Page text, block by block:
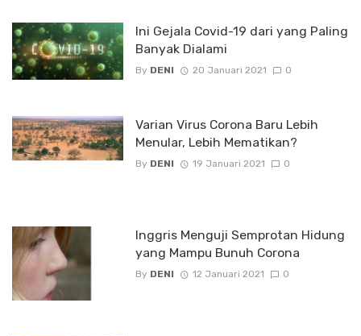
Ini Gejala Covid-19 dari yang Paling
Banyak Dialami
By DENI 20 Januari 2021 0
Varian Virus Corona Baru Lebih
Menular, Lebih Mematikan?
By DENI 19 Januari 2021 0
Inggris Menguji Semprotan Hidung
yang Mampu Bunuh Corona
By DENI 12 Januari 2021 0